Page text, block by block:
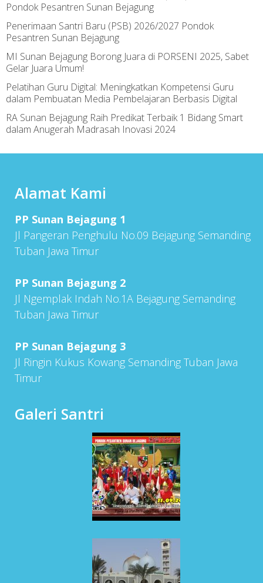
Pondok Pesantren Sunan Bejagung
Penerimaan Santri Baru (PSB) 2026/2027 Pondok
Pesantren Sunan Bejagung
MI Sunan Bejagung Borong Juara di PORSENI 2025, Sabet
Gelar Juara Umum!
Pelatihan Guru Digital: Meningkatkan Kompetensi Guru
dalam Pembuatan Media Pembelajaran Berbasis Digital
RA Sunan Bejagung Raih Predikat Terbaik 1 Bidang Smart
dalam Anugerah Madrasah Inovasi 2024
Alamat Kami
PP Sunan Bejagung 1
Jl Pangeran Penghulu No.09 Bejagung Semanding
Tuban Jawa Timur
PP Sunan Bejagung 2
Jl Ngemplak Indah No.1A Bejagung Semanding
Tuban Jawa Timur
PP Sunan Bejagung 3
Jl Ringin Kukus Kowang Semanding Tuban Jawa
Timur
Galeri Santri